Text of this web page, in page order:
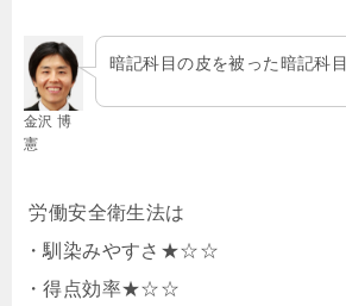
金沢 博
憲
暗記科目の皮を被った暗記科目
労働安全衛生法は
・馴染みやすさ★☆☆
・得点効率★☆☆